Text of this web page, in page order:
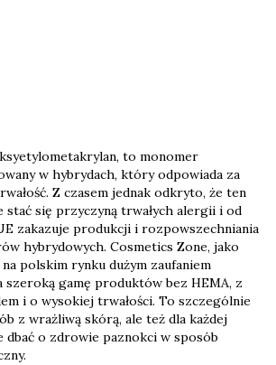
to monomer
w hybrydach, który odpowiada za
Z czasem jednak odkryto, że ten
stać się przyczyną trwałych alergii i od
zakazuje produkcji i rozpowszechniania
hybrydowych. Cosmetics Zone, jako
polskim rynku dużym zaufaniem
szeroką gamę produktów bez HEMA, z
i o wysokiej trwałości. To szczególnie
z wrażliwą skórą, ale też dla każdej
dbać o zdrowie paznokci w sposób